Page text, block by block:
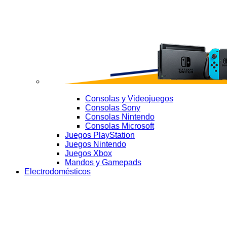
Consolas y Videojuegos
Consolas Sony
Consolas Nintendo
Consolas Microsoft
Juegos PlayStation
Juegos Nintendo
Juegos Xbox
Mandos y Gamepads
Electrodomésticos